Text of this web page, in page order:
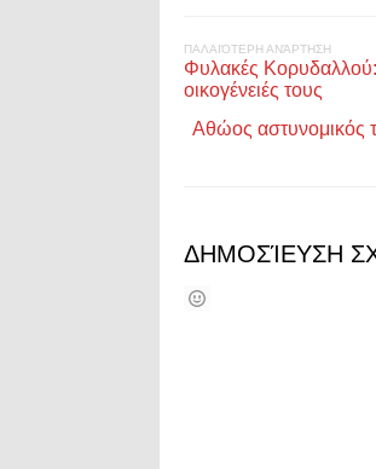
ΠΑΛΑΙΌΤΕΡΗ ΑΝΆΡΤΗΣΗ
Φυλακές
οικογένειές τους
Αθώος αστυνομικός
ΔΗΜΟΣΊΕΥΣΗ